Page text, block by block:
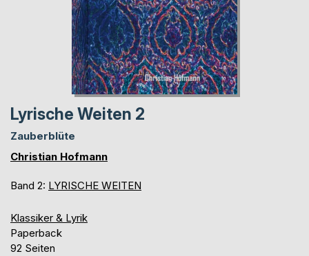
Lyrische Weiten 2
Zauberblüte
Christian Hofmann
Band 2: LYRISCHE WEITEN
Klassiker & Lyrik
Paperback
92 Seiten